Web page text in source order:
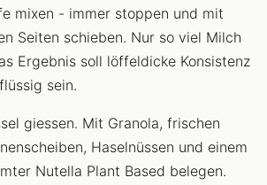
mixen - immer stoppen und mit
Seiten schieben. Nur so viel Milch
Ergebnis soll löffeldicke Konsistenz
sein.
giessen. Mit Granola, frischen
Haselnüssen und einem
Nutella Plant Based belegen.